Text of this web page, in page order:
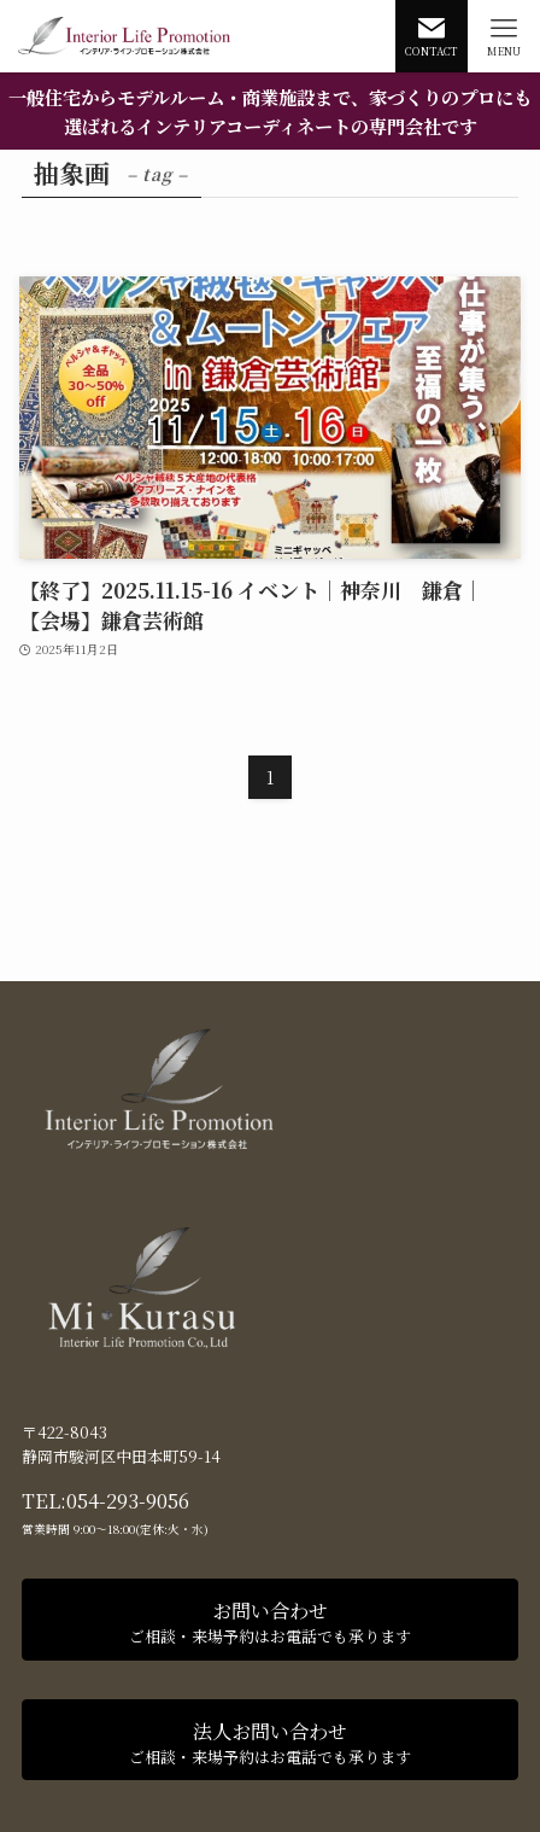
CONTACT MENU
一般住宅からモデルルーム・商業施設まで、家づくりのプロにも
選ばれるインテリアコーディネートの専門会社です
抽象画 – tag –
【終了】2025.11.15-16 イベント｜神奈川 鎌倉｜
【会場】鎌倉芸術館
2025年11月2日
1
〒422-8043
静岡市駿河区中田本町59-14
TEL:054-293-9056
営業時間 9:00〜18:00(定休:火・水)
お問い合わせ
ご相談・来場予約はお電話でも承ります
法人お問い合わせ
ご相談・来場予約はお電話でも承ります